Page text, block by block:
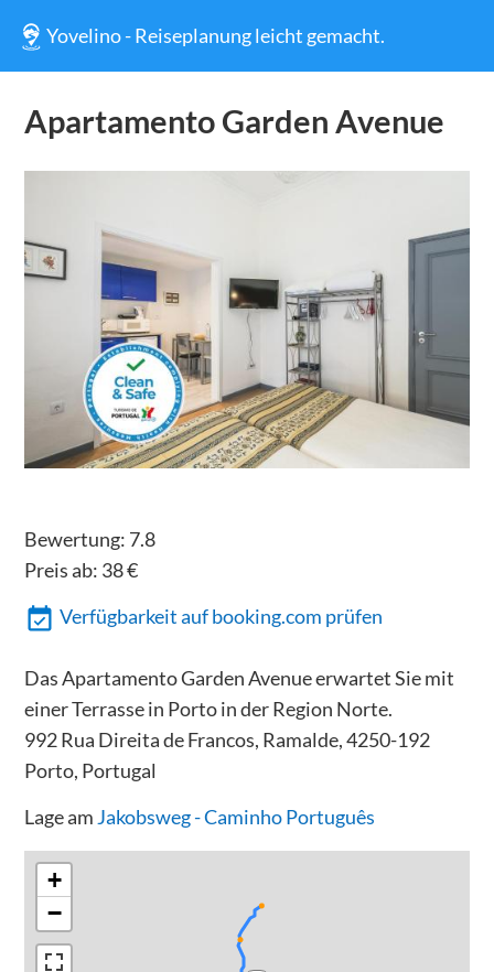
Yovelino - Reiseplanung leicht gemacht.
Apartamento Garden Avenue
Bewertung: 7.8
Preis ab: 38€
Verfügbarkeit auf booking.com prüfen
Das Apartamento Garden Avenue erwartet Sie mit
einer Terrasse in Porto in der Region Norte.
992 Rua Direita de Francos, Ramalde, 4250-192
Porto, Portugal
Lage am Jakobsweg - Caminho Português
+
−